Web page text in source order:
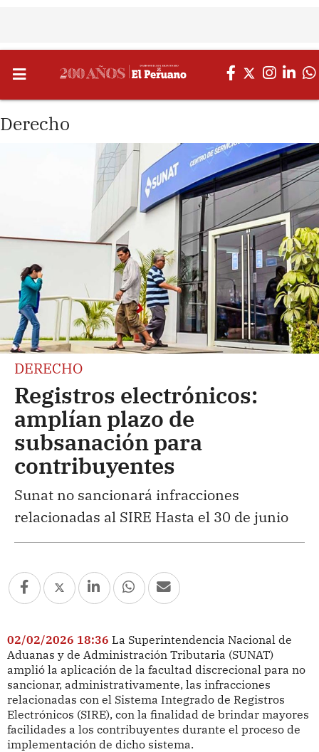
Derecho
DERECHO
Registros electrónicos:
amplían plazo de
subsanación para
contribuyentes
Sunat no sancionará infracciones
relacionadas al SIRE Hasta el 30 de junio
02/02/2026 18:36 La Superintendencia Nacional de
Aduanas y de Administración Tributaria (SUNAT)
amplió la aplicación de la facultad discrecional para no
sancionar, administrativamente, las infracciones
relacionadas con el Sistema Integrado de Registros
Electrónicos (SIRE), con la finalidad de brindar mayores
facilidades a los contribuyentes durante el proceso de
implementación de dicho sistema.